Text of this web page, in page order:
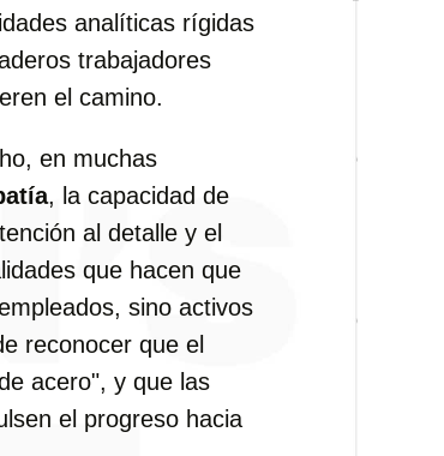
analíticas rígidas
trabajadores
el camino.
en muchas
, la capacidad de
al detalle y el
que hacen que
sino activos
reconocer que el
acero", y que las
el progreso hacia